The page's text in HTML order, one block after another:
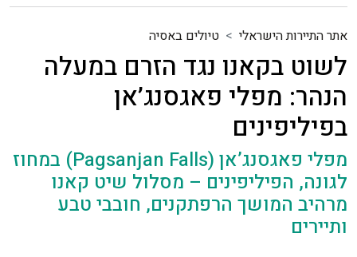
אתר התיירות הישראלי טיולים באסיה
לשוט בקאנו נגד הזרם במעלה
הנהר: מפלי פאגסנג’אן
בפיליפינים
מפלי פאגסנג’אן (Pagsanjan Falls) במחוז
לגונה, הפיליפינים – מסלול שיט קאנו
מרהיב המושך הרפתקנים, חובבי טבע
ותיירים